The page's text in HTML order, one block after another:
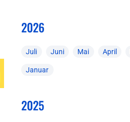
2026
Juli Juni Mai April
Januar
2025